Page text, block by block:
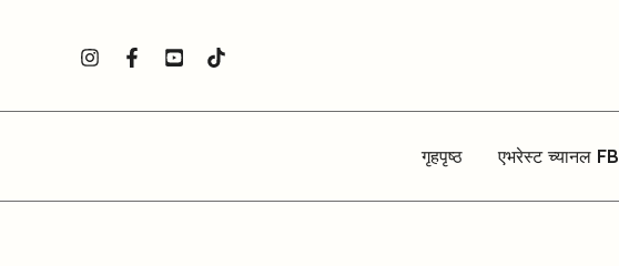
गृहपृष्ठ एभरेस्ट च्यानल FB